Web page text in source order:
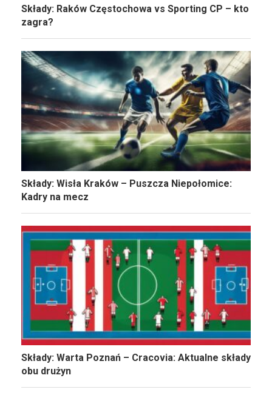
Składy: Raków Częstochowa vs Sporting CP – kto
zagra?
Składy: Wisła Kraków – Puszcza Niepołomice:
Kadry na mecz
Składy: Warta Poznań – Cracovia: Aktualne składy
obu drużyn